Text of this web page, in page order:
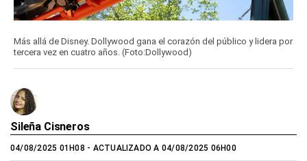
Más allá de Disney. Dollywood gana el corazón del público y lidera por
tercera vez en cuatro años. (Foto:Dollywood)
Sileña Cisneros
04/08/2025 01H08 - ACTUALIZADO A 04/08/2025 06H00